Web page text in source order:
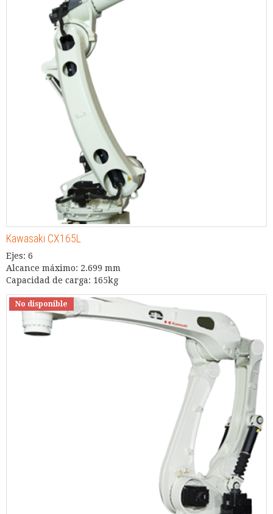
Kawasaki CX165L
Ejes: 6
Alcance máximo: 2.699 mm
Capacidad de carga: 165kg
No disponible